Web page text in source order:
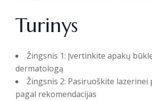
Turinys
Žingsnis 1: Įvertinkite apakų
dermatologą
Žingsnis 2: Pasiruoškite lazerinei
pagal rekomendacijas